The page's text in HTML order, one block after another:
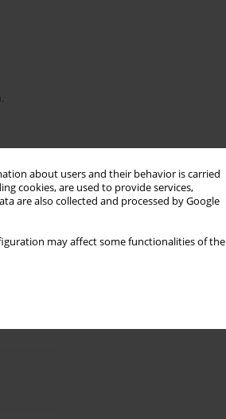
about users and their behavior is carried
cookies, are used to provide services,
are also collected and processed by Google
may affect some functionalities of the